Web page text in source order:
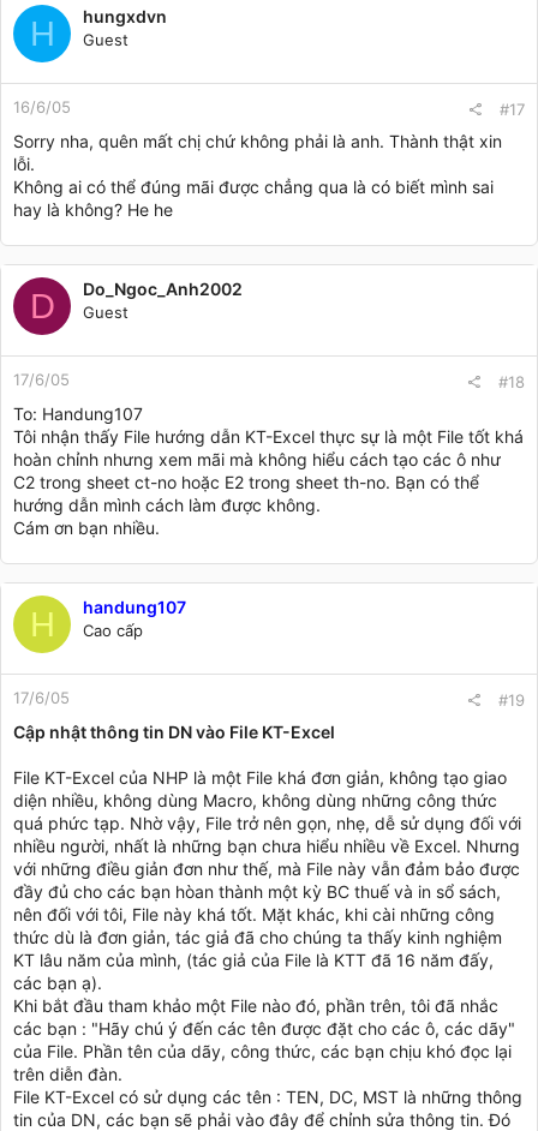
H hungxdvn
Guest
16/6/05 #17
Sorry nha, quên mất chị chứ không phải là anh. Thành thật xin
lỗi.
Không ai có thể đúng mãi được chẳng qua là có biết mình sai
hay là không? He he
D Do_Ngoc_Anh2002
Guest
17/6/05 #18
To: Handung107
Tôi nhận thấy File hướng dẫn KT-Excel thực sự là một File tốt khá
hoàn chỉnh nhưng xem mãi mà không hiểu cách tạo các ô như
C2 trong sheet ct-no hoặc E2 trong sheet th-no. Bạn có thể
hướng dẫn mình cách làm được không.
Cám ơn bạn nhiều.
H handung107
Cao cấp
17/6/05 #19
Cập nhật thông tin DN vào File KT-Excel
File KT-Excel của NHP là một File khá đơn giản, không tạo giao
diện nhiều, không dùng Macro, không dùng những công thức
quá phức tạp. Nhờ vậy, File trở nên gọn, nhẹ, dễ sử dụng đối với
nhiều người, nhất là những bạn chưa hiểu nhiều về Excel. Nhưng
với những điều giản đơn như thế, mà File này vẫn đảm bảo được
đầy đủ cho các bạn hòan thành một kỳ BC thuế và in sổ sách,
nên đối với tôi, File này khá tốt. Mặt khác, khi cài những công
thức dù là đơn giản, tác giả đã cho chúng ta thấy kinh nghiệm
KT lâu năm của mình, (tác giả của File là KTT đã 16 năm đấy,
các bạn ạ).
Khi bắt đầu tham khảo một File nào đó, phần trên, tôi đã nhắc
các bạn : "Hãy chú ý đến các tên được đặt cho các ô, các dãy"
của File. Phần tên của dãy, công thức, các bạn chịu khó đọc lại
trên diễn đàn.
File KT-Excel có sử dụng các tên : TEN, DC, MST là những thông
tin của DN, các bạn sẽ phải vào đây để chỉnh sửa thông tin. Đó